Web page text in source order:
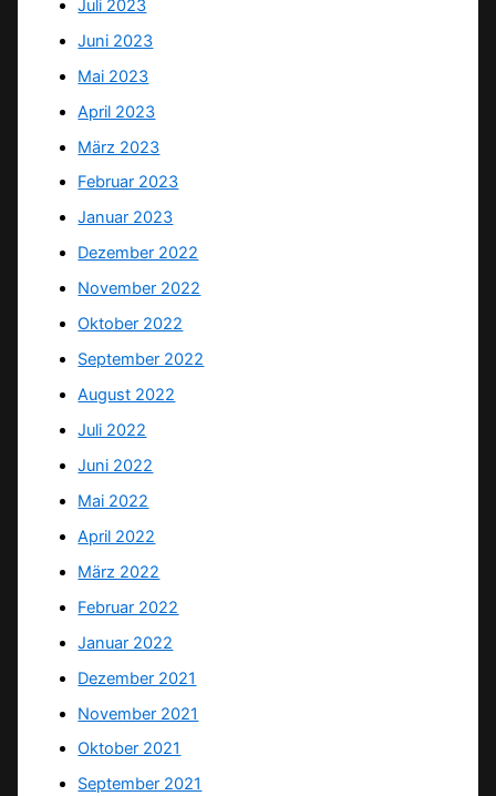
Juli 2023
Juni 2023
Mai 2023
April 2023
März 2023
Februar 2023
Januar 2023
Dezember 2022
November 2022
Oktober 2022
September 2022
August 2022
Juli 2022
Juni 2022
Mai 2022
April 2022
März 2022
Februar 2022
Januar 2022
Dezember 2021
November 2021
Oktober 2021
September 2021